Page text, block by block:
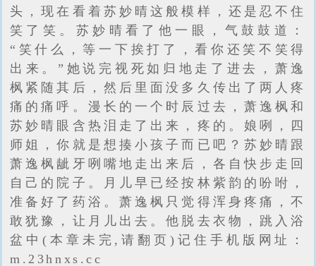
头，现在看着苏妙晴这般模样，还是忍不住
笑了笑。苏妙晴看了他一眼，气鼓鼓道：
“笑什么，等一下挨打了，看你还笑不笑得
出来。”她说完视死如归地走了进去，萧逸
枫紧随其后，然后里面没多久传出了两人疼
痛的痛呼。漫长的一个时辰过去，萧逸枫和
苏妙晴眼含热泪走了出来，疼的。娘咧，四
师姐，你就是想揍小孩子而已吧？苏妙晴跟
萧逸枫龇牙咧嘴地走出来后，各自快步走回
自己的院子。月儿早已经按林紫韵的吩咐，
准备好了药浴。萧逸枫只觉得浑身疼痛，不
敢犹豫，让月儿出去。他脱去衣物，跳入浴
盆中(本章未完,请翻页)记住手机版网址：
m.23hnxs.cc